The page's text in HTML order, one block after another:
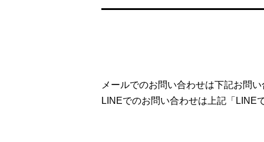
メールでのお問い合わせは下記お問
LINEでのお問い合わせは上記「LINE